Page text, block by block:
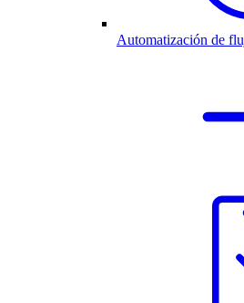
Automatización de